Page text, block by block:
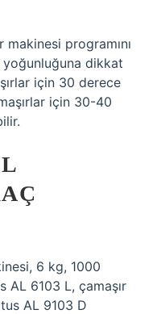
makinesi programını
yoğunluğuna dikkat
için 30 derece
için 30-40
6 kg, 1000
AL 6103 L, çamaşır
AL 9103 D